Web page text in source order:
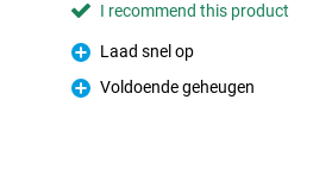
I recommend this product
Pro
Laad snel op
Pro
Voldoende geheugen